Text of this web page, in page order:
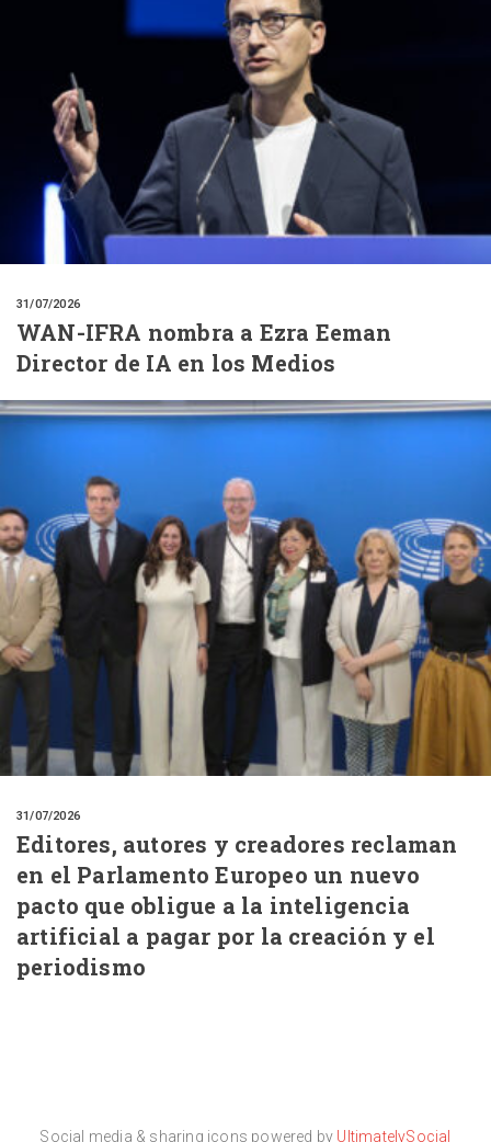
31/07/2026
WAN-IFRA nombra a Ezra Eeman
Director de IA en los Medios
31/07/2026
Editores, autores y creadores reclaman
en el Parlamento Europeo un nuevo
pacto que obligue a la inteligencia
artificial a pagar por la creación y el
periodismo
Social media & sharing icons powered by UltimatelySocial